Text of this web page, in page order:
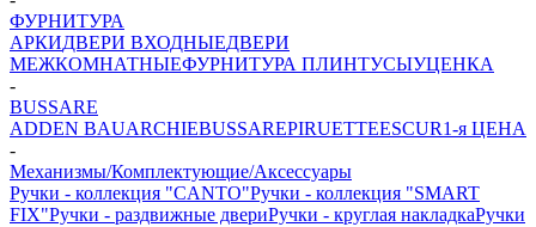
ФУРНИТУРА
АРКИДВЕРИ ВХОДНЫЕДВЕРИ
МЕЖКОМНАТНЫЕФУРНИТУРА ПЛИНТУСЫУЦЕНКА
-
BUSSARE
ADDEN BAUARCHIEBUSSAREPIRUETTEESCUR1-я ЦЕНА
-
Механизмы/Комплектующие/Аксессуары
Ручки - коллекция "CANTO"Ручки - коллекция "SMART
FIX"Ручки - раздвижные двериРучки - круглая накладкаРучки